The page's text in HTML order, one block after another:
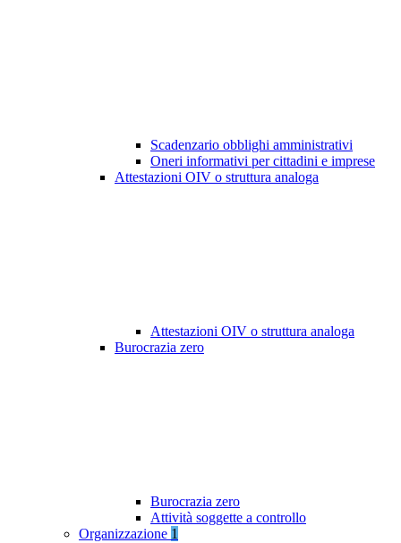
Scadenzario obblighi amministrativi
Oneri informativi per cittadini e imprese
Attestazioni OIV o struttura analoga
Attestazioni OIV o struttura analoga
Burocrazia zero
Burocrazia zero
Attività soggette a controllo
Organizzazione 1